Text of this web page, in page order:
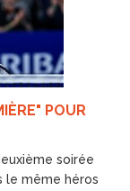
POUR
soirée
le même héros